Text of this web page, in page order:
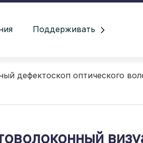
Поддерживать
дефектоскоп оптического